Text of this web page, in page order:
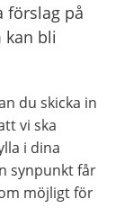
förslag på
kan bli
du skicka in
vi ska
i dina
synpunkt får
möjligt för